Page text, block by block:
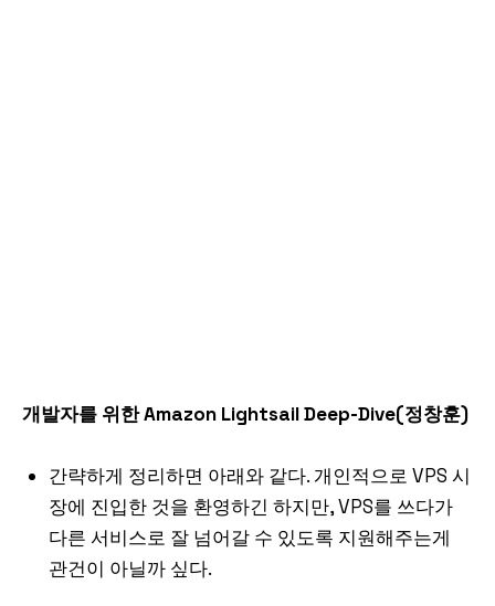
개발자를 위한 Amazon Lightsail Deep-Dive(정창훈)
간략하게 정리하면 아래와 같다. 개인적으로 VPS 시
장에 진입한 것을 환영하긴 하지만, VPS를 쓰다가
다른 서비스로 잘 넘어갈 수 있도록 지원해주는게
관건이 아닐까 싶다.